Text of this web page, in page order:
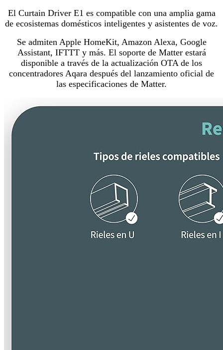
El Curtain Driver E1 es compatible con una amplia gama
de ecosistemas domésticos inteligentes y asistentes de voz.
Se admiten Apple HomeKit, Amazon Alexa, Google
Assistant, IFTTT y más. El soporte de Matter estará
disponible a través de la actualización OTA de los
concentradores Aqara después del lanzamiento oficial de
las especificaciones de Matter.